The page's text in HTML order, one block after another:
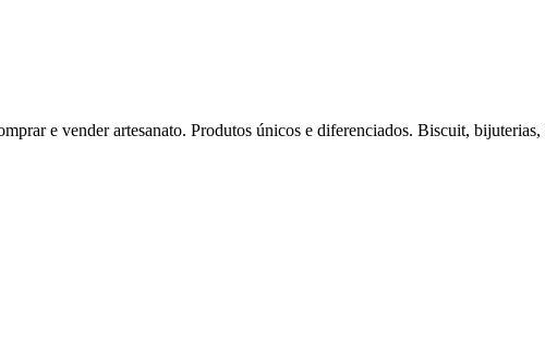
e vender artesanato. Produtos únicos e diferenciados. Biscuit, bijuterias,